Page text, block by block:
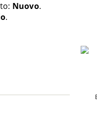
Nuovo